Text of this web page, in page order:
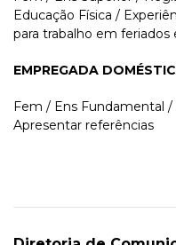
Educação Física /
para trabalho em feriados
EMPREGADA
Fem / Ens Fundamental
Apresentar referências